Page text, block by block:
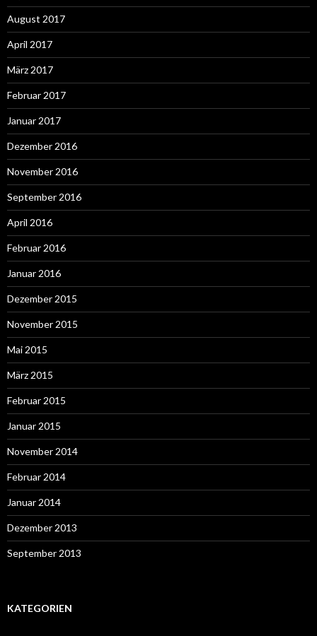
August 2017
April 2017
März 2017
Februar 2017
Januar 2017
Dezember 2016
November 2016
September 2016
April 2016
Februar 2016
Januar 2016
Dezember 2015
November 2015
Mai 2015
März 2015
Februar 2015
Januar 2015
November 2014
Februar 2014
Januar 2014
Dezember 2013
September 2013
KATEGORIEN